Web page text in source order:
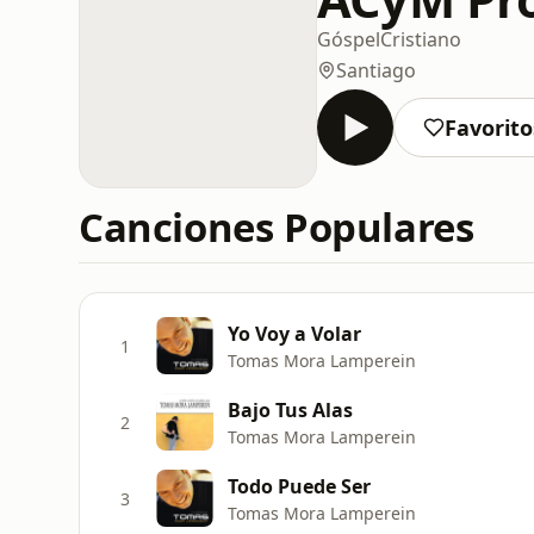
GóspelCristiano
Santiago
Canciones Populares
1 Yo Voy a Volar
Tomas Mora Lamperein
2 Bajo Tus Alas
Tomas Mora Lamperein
3 Todo Puede Ser
Tomas Mora Lamperein